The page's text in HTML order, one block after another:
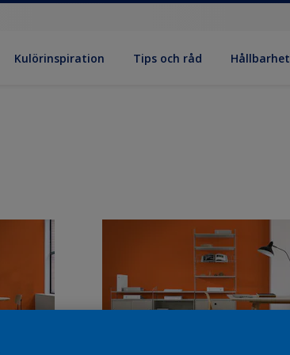
Kulörinspiration Tips och råd Hållbarhet